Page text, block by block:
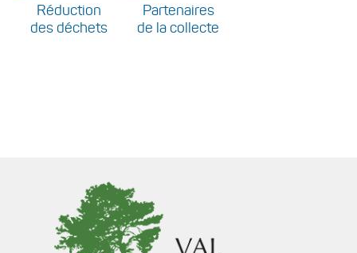
Réduction
des déchets
Partenaires
de la collecte